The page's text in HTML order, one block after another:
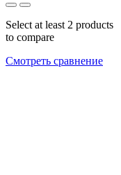
Select at least 2 products
to compare
Смотреть сравнение